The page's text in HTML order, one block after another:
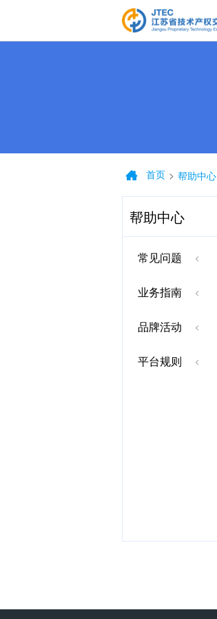
首页 > 帮助中心
帮助中心
常见问题
业务指南
品牌活动
平台规则